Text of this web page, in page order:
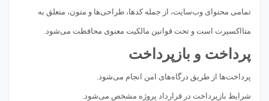
تمامی محتوای وب‌سایت، از جمله کدها، طراحی‌ها و متون، متعلق به
متااکسپرت است و تحت قوانین مالکیت معنوی محافظت می‌شود.
پرداخت و بازپرداخت
پرداخت‌ها از طریق درگاه‌های امن انجام می‌شود.
شرایط بازپرداخت در قرارداد پروژه مشخص می‌شود.